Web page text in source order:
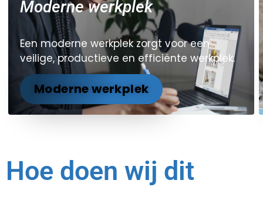
Moderne werkplek
Een moderne werkplek zorgt voor een
veilige, productieve en efficiënte werkplek.
Moderne werkplek
Hoe doen wij dit